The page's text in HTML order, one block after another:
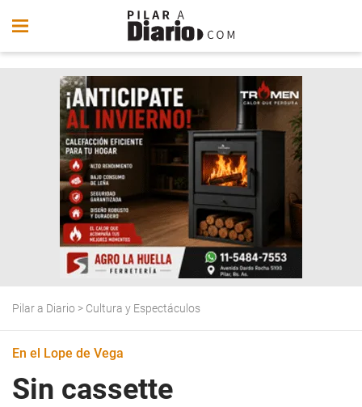
Pilar a Diario > Cultura y Espectáculos
En el Lope de Vega
Sin cassette